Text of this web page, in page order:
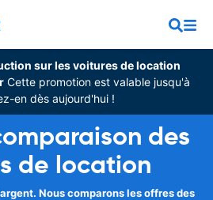
sur les voitures de location
Cette promotion est valable jusqu'à
en dès aujourd'hui !
des
de location
Nous comparons les offres des